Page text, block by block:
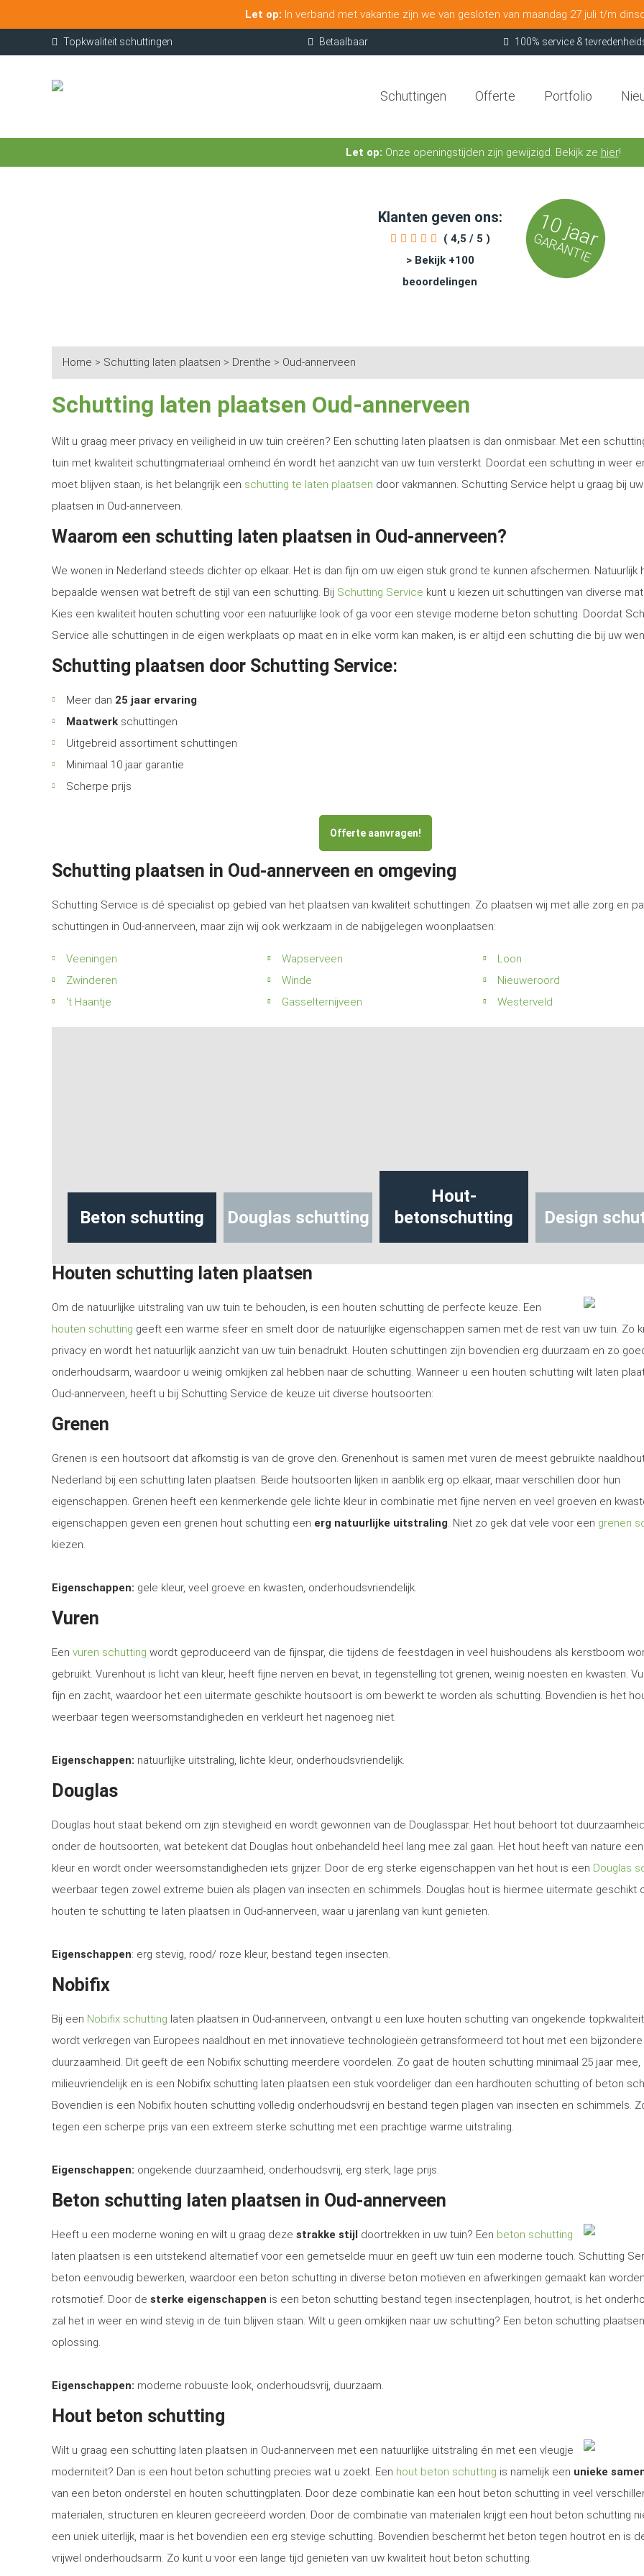
Let op: In verband met vakantie zijn we van gesloten van maandag 27 juli t/m
Topkwaliteit schuttingen Betaalbaar 100% service &
Schuttingen Offerte Portfolio
Let op: Onze openingstijden zijn gewijzigd. Bekijk ze hier!
Klanten geven ons:
( 4,5 / 5 )
> Bekijk +100
beoordelingen
10 jaar
GARANTIE
Home > Schutting laten plaatsen > Drenthe > Oud-annerveen
Schutting laten plaatsen Oud-annerveen
Wilt u graag meer privacy en veiligheid in uw tuin creëren? Een schutting laten plaatsen is dan onmisbaar. Met een
tuin met kwaliteit schuttingmateriaal omheind én wordt het aanzicht van uw tuin versterkt. Doordat een schutting in weer
moet blijven staan, is het belangrijk een schutting te laten plaatsen door vakmannen. Schutting Service helpt u graag bij
plaatsen in Oud-annerveen.
Waarom een schutting laten plaatsen in Oud-annerveen?
We wonen in Nederland steeds dichter op elkaar. Het is dan fijn om uw eigen stuk grond te kunnen afschermen. Natuurlijk
bepaalde wensen wat betreft de stijl van een schutting. Bij Schutting Service kunt u kiezen uit schuttingen van diverse
Kies een kwaliteit houten schutting voor een natuurlijke look of ga voor een stevige moderne beton schutting. Doordat
Service alle schuttingen in de eigen werkplaats op maat en in elke vorm kan maken, is er altijd een schutting die bij uw
Schutting plaatsen door Schutting Service:
Meer dan 25 jaar ervaring
Maatwerk schuttingen
Uitgebreid assortiment schuttingen
Minimaal 10 jaar garantie
Scherpe prijs
Offerte aanvragen!
Schutting plaatsen in Oud-annerveen en omgeving
Schutting Service is dé specialist op gebied van het plaatsen van kwaliteit schuttingen. Zo plaatsen wij met alle zorg en
schuttingen in Oud-annerveen, maar zijn wij ook werkzaam in de nabijgelegen woonplaatsen:
Veeningen Wapserveen
Loon
Zwinderen
Winde
Nieuweroord
't Haantje
Gasselternijveen Westerveld
Beton schutting Douglas schutting
Hout-
betonschutting
Design
Houten schutting laten plaatsen
Om de natuurlijke uitstraling van uw tuin te behouden, is een houten schutting de perfecte keuze. Een
houten schutting geeft een warme sfeer en smelt door de natuurlijke eigenschappen samen met de rest van uw tuin. Zo
privacy en wordt het natuurlijk aanzicht van uw tuin benadrukt. Houten schuttingen zijn bovendien erg duurzaam en zo
onderhoudsarm, waardoor u weinig omkijken zal hebben naar de schutting. Wanneer u een houten schutting wilt laten
Oud-annerveen, heeft u bij Schutting Service de keuze uit diverse houtsoorten:
Grenen
Grenen is een houtsoort dat afkomstig is van de grove den. Grenenhout is samen met vuren de meest gebruikte
Nederland bij een schutting laten plaatsen. Beide houtsoorten lijken in aanblik erg op elkaar, maar verschillen door hun
eigenschappen. Grenen heeft een kenmerkende gele lichte kleur in combinatie met fijne nerven en veel groeven en
eigenschappen geven een grenen hout schutting een erg natuurlijke uitstraling. Niet zo gek dat vele voor een grenen
kiezen.
Eigenschappen: gele kleur, veel groeve en kwasten, onderhoudsvriendelijk.
Vuren
Een vuren schutting wordt geproduceerd van de fijnspar, die tijdens de feestdagen in veel huishoudens als kerstboom
gebruikt. Vurenhout is licht van kleur, heeft fijne nerven en bevat, in tegenstelling tot grenen, weinig noesten en kwasten.
fijn en zacht, waardoor het een uitermate geschikte houtsoort is om bewerkt te worden als schutting. Bovendien is het
weerbaar tegen weersomstandigheden en verkleurt het nagenoeg niet.
Eigenschappen: natuurlijke uitstraling, lichte kleur, onderhoudsvriendelijk.
Douglas
Douglas hout staat bekend om zijn stevigheid en wordt gewonnen van de Douglasspar. Het hout behoort tot
onder de houtsoorten, wat betekent dat Douglas hout onbehandeld heel lang mee zal gaan. Het hout heeft van nature
kleur en wordt onder weersomstandigheden iets grijzer. Door de erg sterke eigenschappen van het hout is een Douglas
weerbaar tegen zowel extreme buien als plagen van insecten en schimmels. Douglas hout is hiermee uitermate geschikt
houten te schutting te laten plaatsen in Oud-annerveen, waar u jarenlang van kunt genieten.
Eigenschappen: erg stevig, rood/ roze kleur, bestand tegen insecten.
Nobifix
Bij een Nobifix schutting laten plaatsen in Oud-annerveen, ontvangt u een luxe houten schutting van ongekende
wordt verkregen van Europees naaldhout en met innovatieve technologieën getransformeerd tot hout met een
duurzaamheid. Dit geeft de een Nobifix schutting meerdere voordelen. Zo gaat de houten schutting minimaal 25 jaar mee,
milieuvriendelijk en is een Nobifix schutting laten plaatsen een stuk voordeliger dan een hardhouten schutting of beton
Bovendien is een Nobifix houten schutting volledig onderhoudsvrij en bestand tegen plagen van insecten en schimmels.
tegen een scherpe prijs van een extreem sterke schutting met een prachtige warme uitstraling.
Eigenschappen: ongekende duurzaamheid, onderhoudsvrij, erg sterk, lage prijs.
Beton schutting laten plaatsen in Oud-annerveen
Heeft u een moderne woning en wilt u graag deze strakke stijl doortrekken in uw tuin? Een beton schutting
laten plaatsen is een uitstekend alternatief voor een gemetselde muur en geeft uw tuin een moderne touch. Schutting
beton eenvoudig bewerken, waardoor een beton schutting in diverse beton motieven en afwerkingen gemaakt kan
rotsmotief. Door de sterke eigenschappen is een beton schutting bestand tegen insectenplagen, houtrot, is het
zal het in weer en wind stevig in de tuin blijven staan. Wilt u geen omkijken naar uw schutting? Een beton schutting
oplossing.
Eigenschappen: moderne robuuste look, onderhoudsvrij, duurzaam.
Hout beton schutting
Wilt u graag een schutting laten plaatsen in Oud-annerveen met een natuurlijke uitstraling én met een vleugje
moderniteit? Dan is een hout beton schutting precies wat u zoekt. Een hout beton schutting is namelijk een unieke
van een beton onderstel en houten schuttingplaten. Door deze combinatie kan een hout beton schutting in veel
materialen, structuren en kleuren gecreëerd worden. Door de combinatie van materialen krijgt een hout beton schutting
een uniek uiterlijk, maar is het bovendien een erg stevige schutting. Bovendien beschermt het beton tegen houtrot en is
vrijwel onderhoudsarm. Zo kunt u voor een lange tijd genieten van uw kwaliteit hout beton schutting.